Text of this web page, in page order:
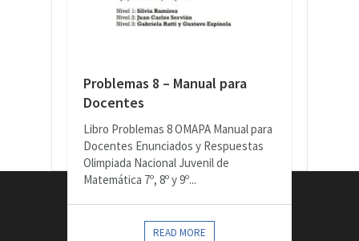
Problemas 8 – Manual para
Docentes
Libro Problemas 8 OMAPA Manual para
Docentes Enunciados y Respuestas
Olimpiada Nacional Juvenil de
Matemática 7º, 8º y 9º...
READ MORE